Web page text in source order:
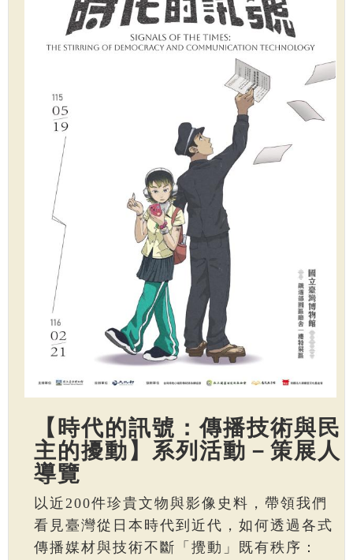
【時代的訊號：傳播技術與民
主的擾動】系列活動－策展人
導覽
以近200件珍貴文物與影像史料，帶領我們
看見臺灣從日本時代到近代，如何透過各式
傳播媒材與技術不斷「攪動」既有秩序：